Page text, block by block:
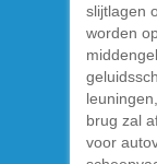
slijtlagen
worden
brug zal
voor